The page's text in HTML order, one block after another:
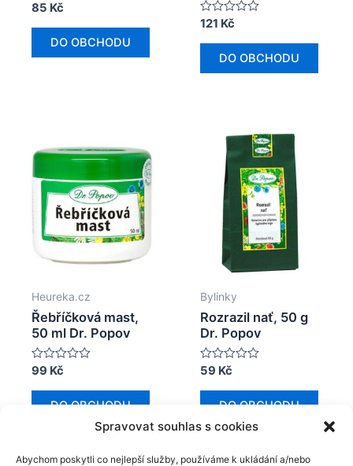
Spravovat souhlas s cookies
Abychom poskytli co nejlepší služby, používáme k ukládání a/nebo
Hodnocení
z
85 Kč
DO OBCHODU
Hodnocení
z
121 Kč
DO OBCHODU
Heureka.cz
Řebříčková mast,
50 ml Dr. Popov
Hodnocení
z
5
99 Kč
DO OBCHODU
Bylinky
Rozrazil nať, 50 g
Dr. Popov
Hodnocení
z
5
59 Kč
DO OBCHODU